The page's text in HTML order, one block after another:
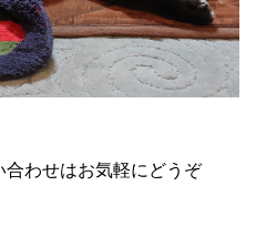
合わせはお気軽にどうぞ